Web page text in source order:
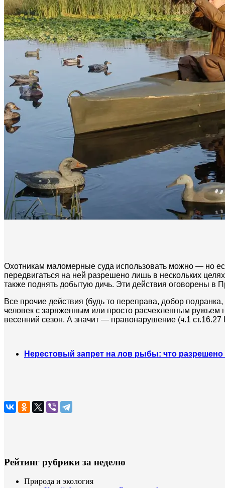
Охотникам маломерные суда использовать можно — но
передвигаться на ней разрешено лишь в нескольких
также поднять добытую дичь. Эти действия оговорены в
Все прочие действия (будь то переправа, добор
человек с заряженным или просто расчехленным
весенний сезон. А значит — правонарушение (ч.1
Нерестовый запрет на лов рыбы: что
Рейтинг рубрики за неделю
Природа и экология